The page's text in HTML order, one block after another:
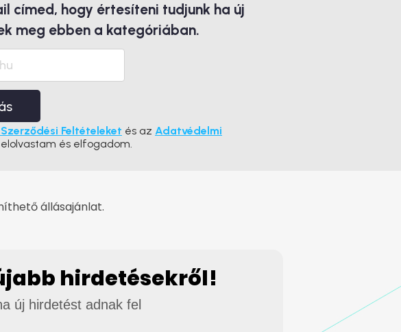
címed, hogy értesíteni tudjunk ha új
meg ebben a kategóriában.
Feltételeket és az Adatvédelmi
elolvastam és elfogadom.
állásajánlat.
hirdetésekről!
új hirdetést adnak fel